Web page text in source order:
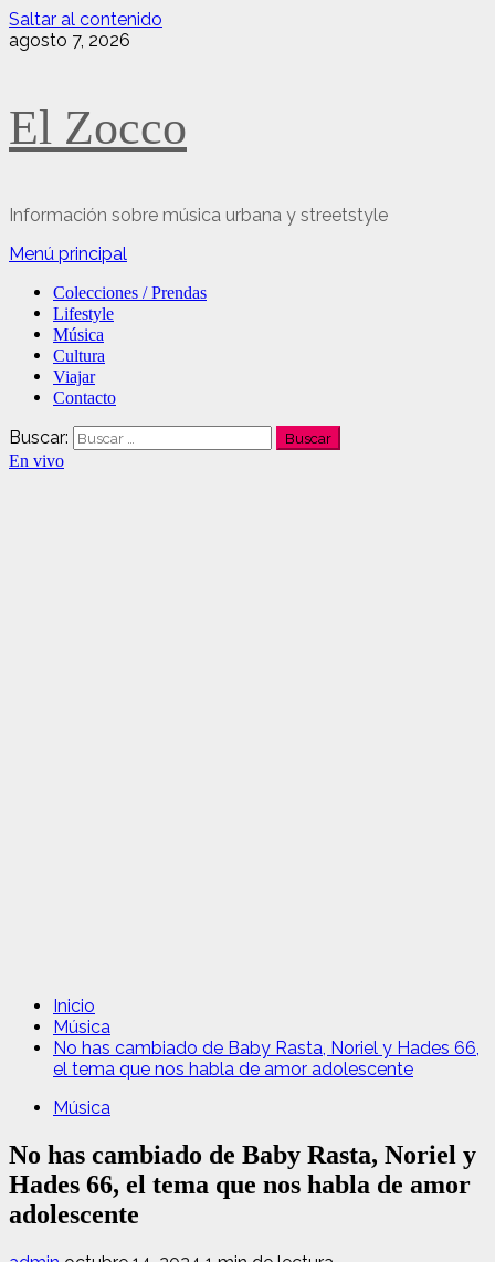
Saltar al contenido
agosto 7, 2026
El Zocco
Información sobre música urbana y streetstyle
Menú principal
Colecciones / Prendas
Lifestyle
Música
Cultura
Viajar
Contacto
Buscar:
En vivo
Inicio
Música
No has cambiado de Baby Rasta, Noriel y Hades 66,
el tema que nos habla de amor adolescente
Música
No has cambiado de Baby Rasta, Noriel y
Hades 66, el tema que nos habla de amor
adolescente